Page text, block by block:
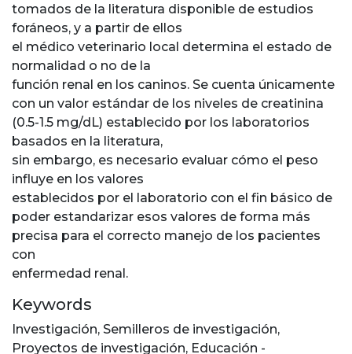
tomados de la literatura disponible de estudios
foráneos, y a partir de ellos
el médico veterinario local determina el estado de
normalidad o no de la
función renal en los caninos. Se cuenta únicamente
con un valor estándar de los niveles de creatinina
(0.5-1.5 mg/dL) establecido por los laboratorios
basados en la literatura,
sin embargo, es necesario evaluar cómo el peso
influye en los valores
establecidos por el laboratorio con el fin básico de
poder estandarizar esos valores de forma más
precisa para el correcto manejo de los pacientes
con
enfermedad renal.
Keywords
Investigación, Semilleros de investigación,
Proyectos de investigación, Educación -